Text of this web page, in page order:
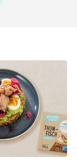
dem Ofen